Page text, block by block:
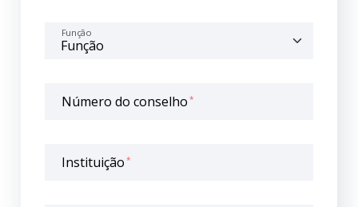
Função
Número do conselho*
Instituição*